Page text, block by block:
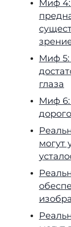
Миф
Миф 5:
глаза
Миф 6:
могут